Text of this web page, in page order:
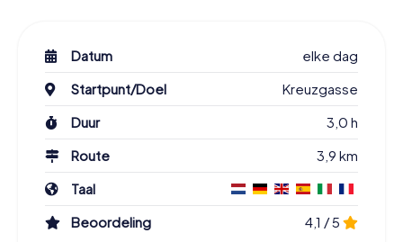
Datum
elke dag
Startpunt/Doel
Kreuzgasse
Duur
3,0 h
Route
3,9 km
Taal
Beoordeling
4,1 / 5